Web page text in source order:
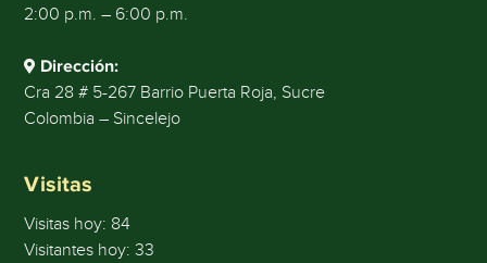
2:00 p.m. – 6:00 p.m.
Dirección:
Cra 28 # 5-267 Barrio Puerta Roja, Sucre
Colombia – Sincelejo
Visitas
Visitas hoy: 84
Visitantes hoy:33